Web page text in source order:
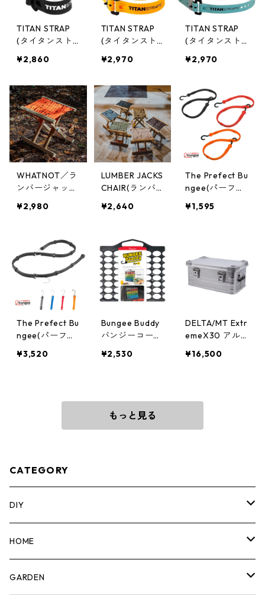
TITAN STRAP
(タイタンスト
トラップ4PACK
TSM-0506X4-
BLK
¥2,860
TITAN STRAP
(タイタンスト
トラップ4PACK
ワー TSM-051
0X4-SUN
¥2,970
TITAN STRAP
(タイタンスト
トラップ4PACK
TSM-0515X4-
SLT
¥2,970
WHATNOT／ラ
ンバージャック
BER JACKS CH
みアウトドアチ
ェア LJC-01-O
R
¥2,980
LUMBER JACKS
CHAIR(ランバ
ェア) 木製折り
チェア LUM-CH
¥2,640
The Prefect Bu
ngee(パーフェ
アジャスタブル
¥1,595
The Prefect Bu
ngee(パーフェ
アジャスタブル
¥3,520
Bungee Buddy
バンジーコード
100-BB-BL
¥2,530
DELTA/MT Extr
emeX30 アル
E30
¥16,500
もっと見る
CATEGORY
DIY
マーカー
計測機器
HOME
5ガロンバケツ
GARDEN